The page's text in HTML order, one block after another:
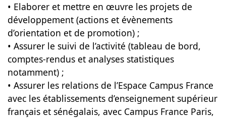
• Elaborer et mettre en œuvre les projets de
développement (actions et évènements
d’orientation et de promotion) ;
• Assurer le suivi de l’activité (tableau de bord,
comptes-rendus et analyses statistiques
notamment) ;
• Assurer les relations de l’Espace Campus France
avec les établissements d’enseignement supérieur
français et sénégalais, avec Campus France Paris,